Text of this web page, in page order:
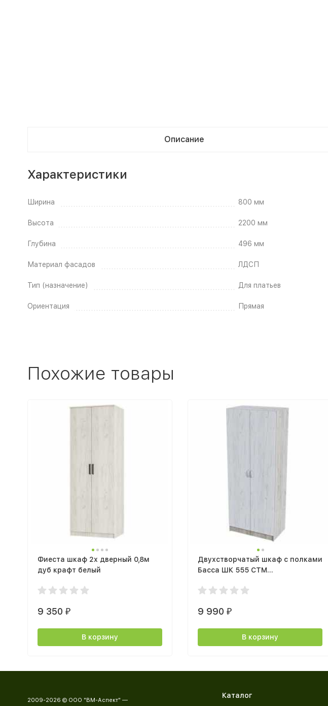
Описание
Характеристики
Ширина 800 мм
Высота 2200 мм
Глубина 496 мм
Материал фасадов ЛДСП
Тип (назначение) Для платьев
Ориентация Прямая
Похожие товары
Фиеста шкаф 2х дверный 0,8м
дуб крафт белый
9 350 ₽
В корзину
Двухстворчатый шкаф с полками
Басса ШК 555 СТМ
белый/дуб крафт серый
9 990₽
В корзину
2009-2026 © ООО "ВМ-Аспект" —
Каталог